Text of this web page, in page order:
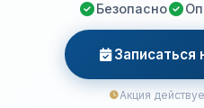
Безопасно
Записаться
Акция